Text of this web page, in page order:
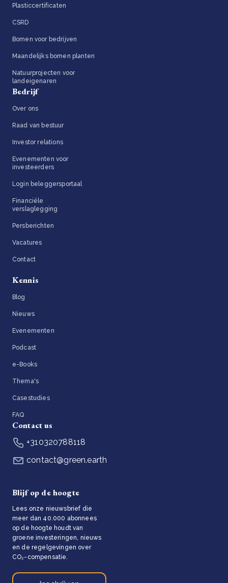
Plasticcertificaten
CSRD
Bomen voor bedrijven
Maandelijks bomen planten
Natuurprojecten voor
landeigenaren
Bedrijf
Over ons
Raad van bestuur
Investor relations
Evenementen voor
investeerders
Login beleggersportaal
Financiële
verslaglegging
Persberichten
Vacatures
Contact
Kennis
Blog
Nieuws
Evenementen
Podcast
e-Books
Thema's
Casestudies
FAQ
Contact us
+310320788118
contact@green.earth
Blijf op de hoogte
Lees onze nieuwsbrief die
meer dan 40.000 abonnees
op de hoogte houdt van
groene investeringen, nieuws
en de regelgevingen over
CO₂-compensatie.